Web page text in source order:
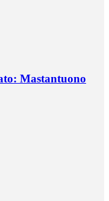
Mastantuono